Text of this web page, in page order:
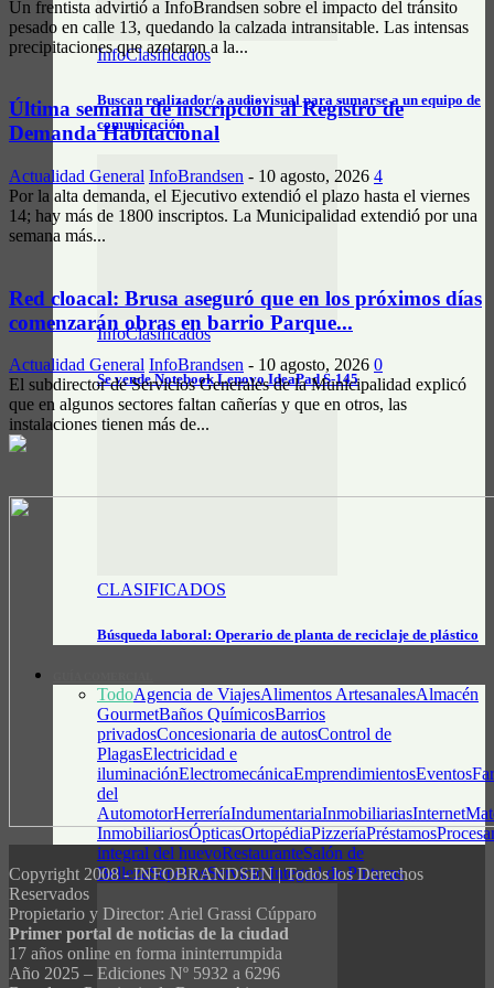
InfoClasificados
Buscan realizador/a audiovisual para sumarse a un equipo de
comunicación
InfoClasificados
Se vende Notebook Lenovo IdeaPad S-145
CLASIFICADOS
Búsqueda laboral: Operario de planta de reciclaje de plástico
TodoAgencia de ViajesAlimentos ArtesanalesAlmacén
GourmetBaños QuímicosBarrios
privadosConcesionaria de autosControl de
PlagasElectricidad e
iluminaciónElectromecánicaEmprendimientosEventos
del
AutomotorHerreríaIndumentariaInmobiliariasInternet
InmobiliariosÓpticasOrtopédiaPizzeríaPréstamos
integral del huevoRestauranteSalón de
BellezaSepeliosServicio Integral de Pinturas
Un frentista advirtió a InfoBrandsen sobre el impacto del tránsito
pesado en calle 13, quedando la calzada intransitable. Las intensas
precipitaciones que azotaron a la...
Última semana de inscripción al Registro de
Demanda Habitacional
Actualidad General InfoBrandsen - 10 agosto, 2026 4
Por la alta demanda, el Ejecutivo extendió el plazo hasta el viernes
14; hay más de 1800 inscriptos. La Municipalidad extendió por una
semana más...
Red cloacal: Brusa aseguró que en los próximos días
comenzarán obras en barrio Parque...
Actualidad General InfoBrandsen - 10 agosto, 2026 0
El subdirector de Servicios Generales de la Municipalidad explicó
que en algunos sectores faltan cañerías y que en otros, las
instalaciones tienen más de...
Copyright 2008 - INFOBRANDSEN | Todos los Derechos
Reservados
Propietario y Director: Ariel Grassi Cúpparo
Primer portal de noticias de la ciudad
17 años online en forma ininterrumpida
Año 2025 – Ediciones Nº 5932 a 6296